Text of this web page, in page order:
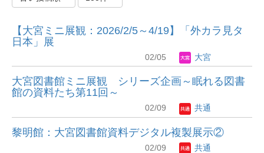
【大宮ミニ展観：2026/2/5～4/19】「外カラ見タ
日本」展
02/05 大宮
大宮図書館ミニ展観 シリーズ企画～眠れる図書
館の資料たち第11回～
02/09 共通
黎明館：大宮図書館資料デジタル複製展示②
02/09 共通